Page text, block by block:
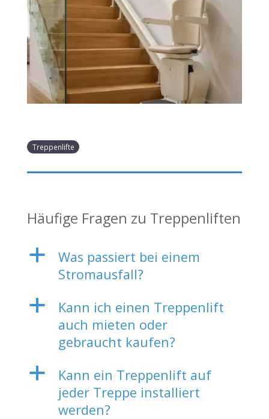
Treppenlifte
Häufige Fragen zu Treppenliften
a
Was passiert bei einem
Stromausfall?
a
Kann ich einen Treppenlift
auch mieten oder
gebraucht kaufen?
a
Kann ein Treppenlift auf
jeder Treppe installiert
werden?